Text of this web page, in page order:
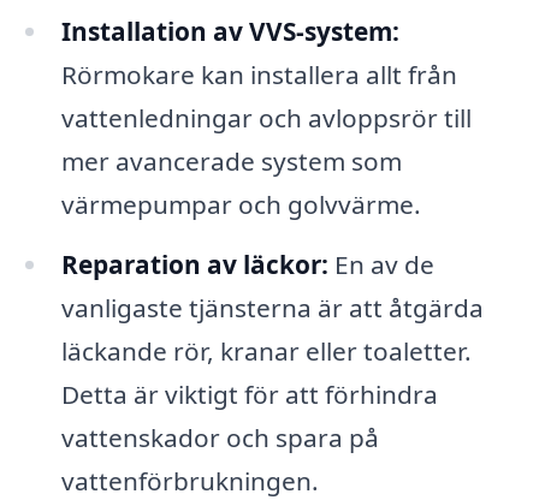
Installation av VVS-system:
Rörmokare kan installera allt från
vattenledningar och avloppsrör till
mer avancerade system som
värmepumpar och golvvärme.
Reparation av läckor: En av de
vanligaste tjänsterna är att åtgärda
läckande rör, kranar eller toaletter.
Detta är viktigt för att förhindra
vattenskador och spara på
vattenförbrukningen.